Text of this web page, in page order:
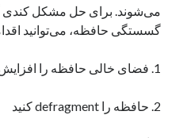
می‌شوند. برای حل مشکل کندی
گسستگی حافظه، می‌توانید
1. فضای خالی حافظه را افزایش دهید
2. حافظه را defragment کنید